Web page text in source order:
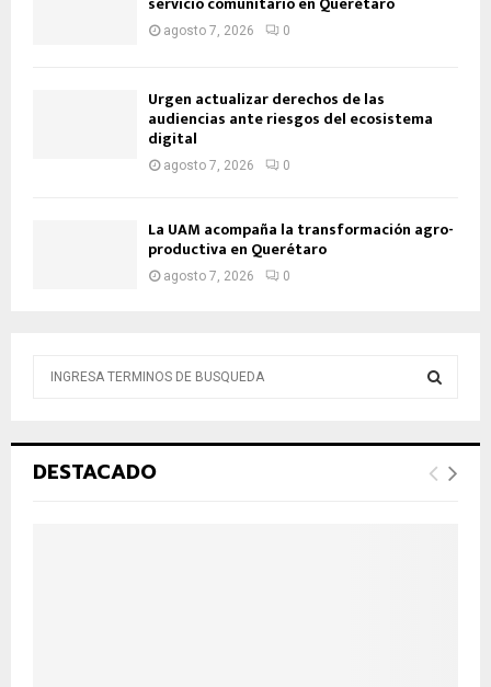
agosto 7, 2026 0
Urgen actualizar derechos de las
audiencias ante riesgos del ecosistema
digital
agosto 7, 2026 0
La UAM acompaña la transformación agro-
productiva en Querétaro
agosto 7, 2026 0
e
Ú
DESTACADO